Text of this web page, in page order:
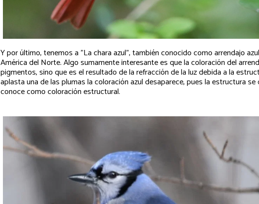
Y por último, tenemos a "La chara azul", también conocido como arrendajo
América del Norte. Algo sumamente interesante es que la coloración del
pigmentos, sino que es el resultado de la refracción de la luz debida a la
aplasta una de las plumas la coloración azul desaparece, pues la estructura
conoce como coloración estructural.